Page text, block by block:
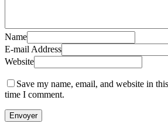
Name
E-mail Address
Website
Save my name, email, and website in
time I comment.
Envoyer